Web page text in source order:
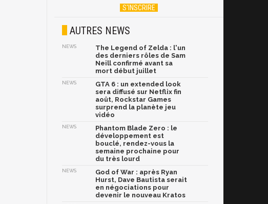
AUTRES NEWS
NEWS
The Legend of Zelda : l'un
des derniers rôles de Sam
Neill confirmé avant sa
mort début juillet
NEWS
GTA 6 : un extended look
sera diffusé sur Netflix fin
août, Rockstar Games
surprend la planète jeu
vidéo
NEWS
Phantom Blade Zero : le
développement est
bouclé, rendez-vous la
semaine prochaine pour
du très lourd
NEWS
God of War : après Ryan
Hurst, Dave Bautista serait
en négociations pour
devenir le nouveau Kratos